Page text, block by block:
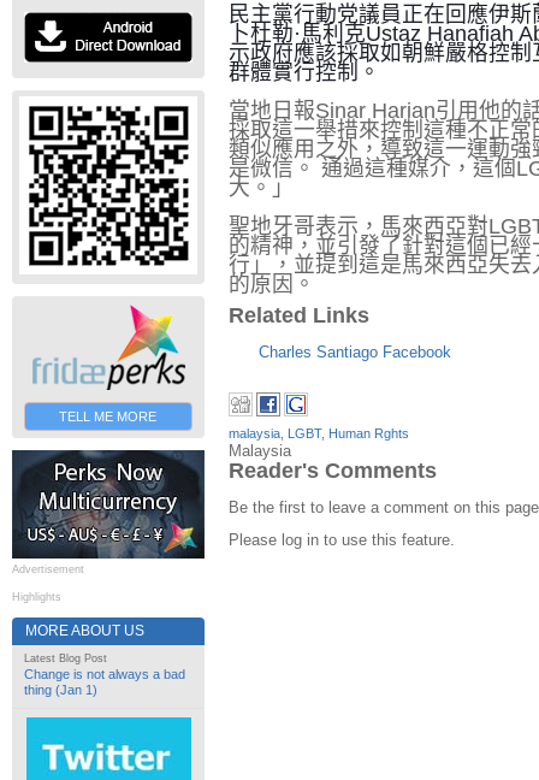
TELL ME MORE
Advertisement
Highlights
MORE ABOUT US
Latest Blog Post
Change is not always a bad
thing (Jan 1)
民主黨行動党議員正在回應伊斯
卜杜勒·馬利克Ustaz Hanafiah
示政府應該採取如朝鮮嚴格控
群體實行控制。
當地日報Sinar Harian引用他的
採取這一舉措來控制這種不正常
類似應用之外，導致這一運動
是微信。 通過這種媒介，這個
大。」
聖地牙哥表示，馬來西亞對
的精神，並引發了針對這個已
行」，並提到這是馬來西亞失
的原因。
Related Links
Charles Santiago Facebook
malaysia LGBT, Human Rghts
Malaysia
Reader's Comments
Be the first to leave a comment on this
Please log in to use this feature.